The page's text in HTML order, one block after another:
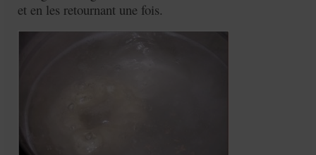
et en les retournant une fois.